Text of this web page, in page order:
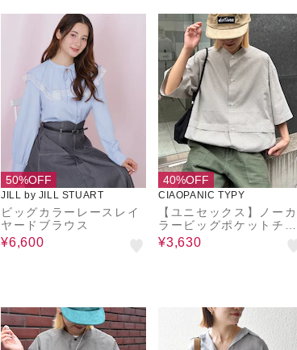
50%OFF
JILL by JILL STUART
ビッグカラーレースレイ
ヤードブラウス
¥6,600
40%OFF
CIAOPANIC TYPY
【ユニセックス】ノーカ
ラービッグポケットチェ
ックシャツ
¥3,630